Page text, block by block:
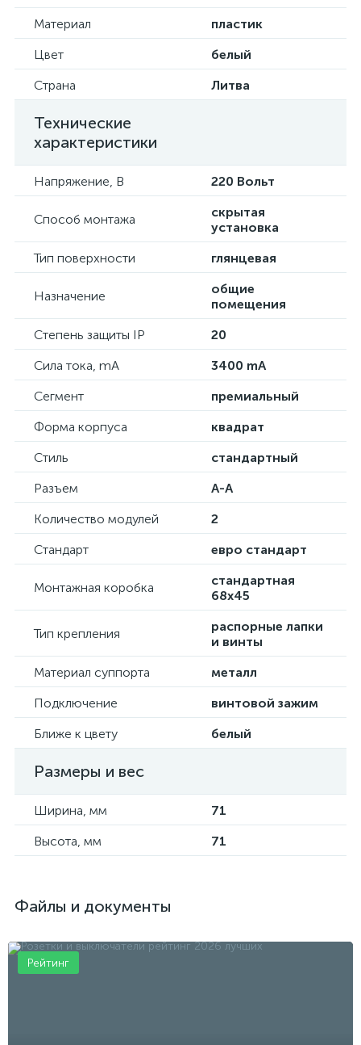
Материал
пластик
Цвет
белый
Страна
Литва
Технические
характеристики
Напряжение, В 220 Вольт
Способ монтажа
скрытая
установка
Тип поверхности
глянцевая
Назначение
общие
помещения
Степень защиты IP
20
Сила тока, mA
3400 mA
Сегмент
премиальный
Форма корпуса
квадрат
Стиль
стандартный
Разъем
А-А
Количество модулей
2
Стандарт
евро стандарт
Монтажная коробка
стандартная
68х45
Тип крепления
распорные лапки
и винты
Материал суппорта
металл
Подключение
винтовой зажим
Ближе к цвету
белый
Размеры и вес
Ширина, мм
71
Высота, мм
71
Файлы и документы
Рейтинг